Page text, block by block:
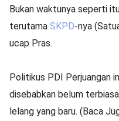
Bukan waktunya seperti
terutama SKPD-nya
ucap Pras.
Politikus PDI Perjuangan
disebabkan belum
lelang yang baru. (Baca